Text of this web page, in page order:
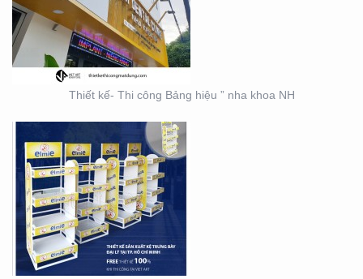
Thiết kế- Thi công Bảng hiệu ” nha khoa NH
TRƯNG BÀY ĐẠI LÝ TẠI
TP. HỒ CHÍ MINH
THIẾT KẾ THI CÔNG KỆ
TRƯNG BÀY SẢN PHẨM
TẠI TP. HỒ CHÍ MINH